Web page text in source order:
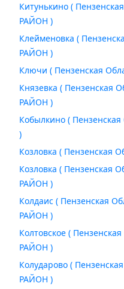
Китунькино (
РАЙОН )
Клейменовка (
РАЙОН )
Ключи ( Пензенская
Князевка (
РАЙОН )
Кобылкино (
)
Козловка ( Пензенская
Козловка ( Пензенская
РАЙОН )
Колдаис ( Пензенская
РАЙОН )
Колтовское (
РАЙОН )
Колударово (
РАЙОН )